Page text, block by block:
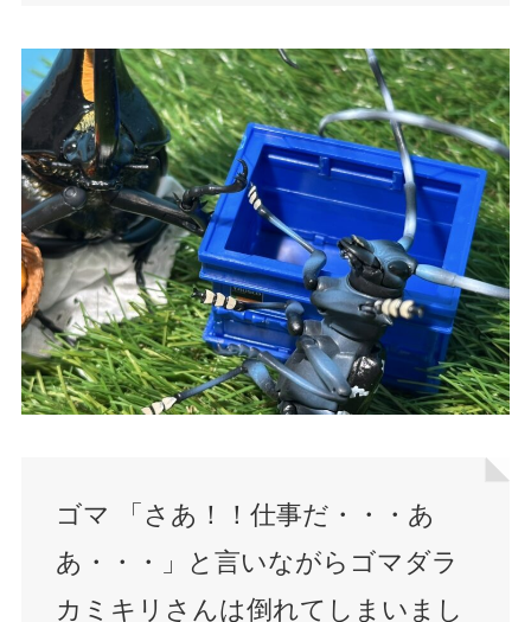
ゴマ 「さあ！！仕事だ・・・あ
あ・・・」と言いながらゴマダラ
カミキリさんは倒れてしまいまし